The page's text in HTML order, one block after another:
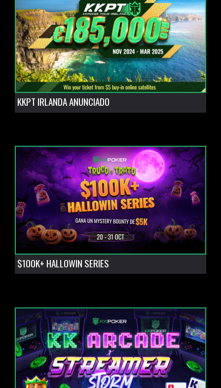
KKPT IRLANDA ANUNCIADO
$100K+ HALLOWIN SERIES